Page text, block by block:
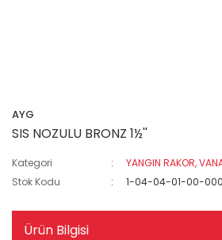
AYG
SIS NOZULU BRONZ 1½''
Kategori
YANGIN RAKOR,
Stok Kodu
1-04-04-01-00-
Ürün Bilgisi